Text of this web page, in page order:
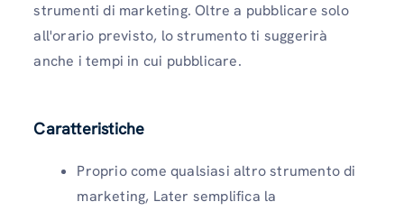
strumenti di marketing. Oltre a pubblicare solo
all'orario previsto, lo strumento ti suggerirà
anche i tempi in cui pubblicare.
Caratteristiche
Proprio come qualsiasi altro strumento di
marketing, Later semplifica la